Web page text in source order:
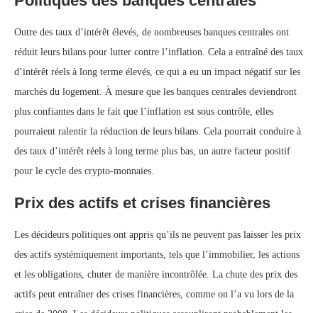
Outre des taux d’intérêt élevés, de nombreuses banques centrales ont
réduit leurs bilans pour lutter contre l’inflation. Cela a entraîné des taux
d’intérêt réels à long terme élevés, ce qui a eu un impact négatif sur les
marchés du logement. À mesure que les banques centrales deviendront
plus confiantes dans le fait que l’inflation est sous contrôle, elles
pourraient ralentir la réduction de leurs bilans. Cela pourrait conduire à
des taux d’intérêt réels à long terme plus bas, un autre facteur positif
pour le cycle des crypto-monnaies.
Prix des actifs et crises financières
Les décideurs politiques ont appris qu’ils ne peuvent pas laisser les prix
des actifs systémiquement importants, tels que l’immobilier, les actions
et les obligations, chuter de manière incontrôlée. La chute des prix des
actifs peut entraîner des crises financières, comme on l’a vu lors de la